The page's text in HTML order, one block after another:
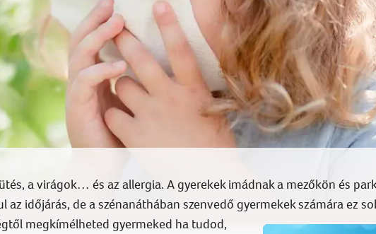
a virágok… és az allergia. A gyerekek imádnak a mezőkön és
időjárás, de a szénanáthában szenvedő gyermekek számára ez
megkímélheted gyermeked ha tudod,